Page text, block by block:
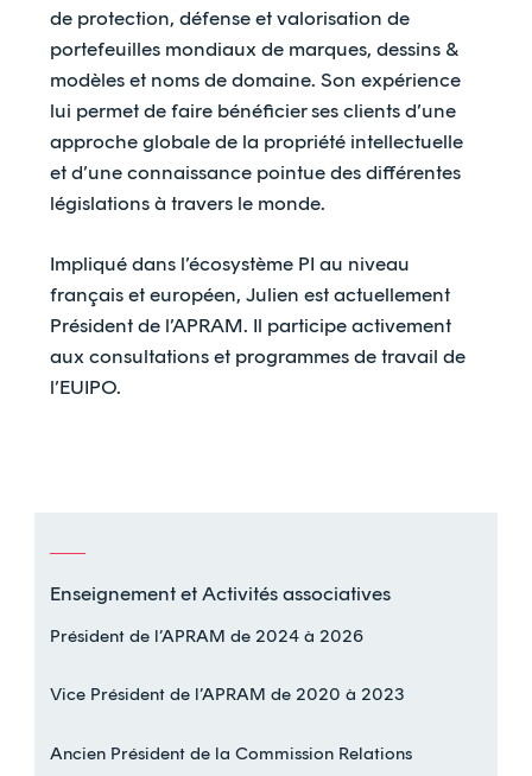
de protection, défense et valorisation de
portefeuilles mondiaux de marques, dessins &
modèles et noms de domaine. Son expérience
lui permet de faire bénéficier ses clients d’une
approche globale de la propriété intellectuelle
et d’une connaissance pointue des différentes
législations à travers le monde.
Impliqué dans l’écosystème PI au niveau
français et européen, Julien est actuellement
Président de l’APRAM. Il participe activement
aux consultations et programmes de travail de
l’EUIPO.
Enseignement et Activités associatives
Président de l’APRAM de 2024 à 2026
Vice Président de l’APRAM de 2020 à 2023
Ancien Président de la Commission Relations